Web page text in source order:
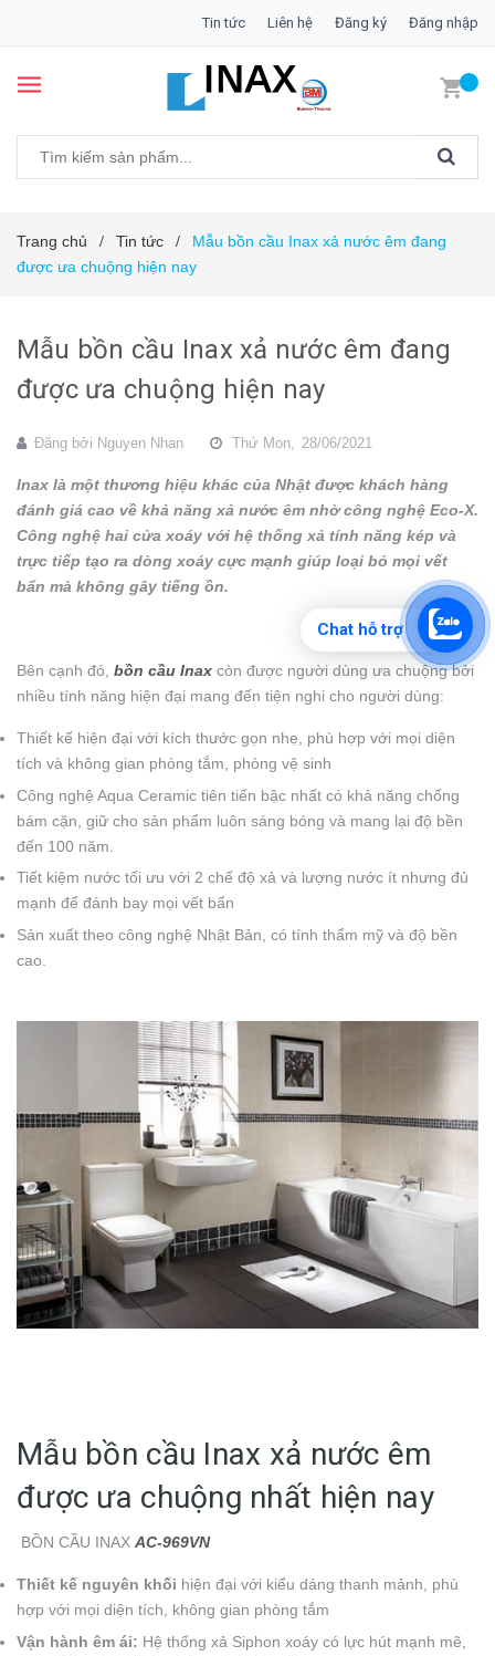
Tin tức Liên hệ Đăng ký Đăng nhập
Trang chủ / Tin tức /
Mẫu bồn cầu Inax xả nước êm đang
được ưa chuộng hiện nay
Mẫu bồn cầu Inax xả nước êm đang
được ưa chuộng hiện nay
Đăng bởi Nguyen Nhan Thứ Mon, 28/06/2021
Inax là một thương hiệu khác của Nhật được khách hàng
đánh giá cao về khả năng xả nước êm nhờ công nghệ Eco-X.
Công nghệ hai cửa xoáy với hệ thống xả tính năng kép và
trực tiếp tạo ra dòng xoáy cực mạnh giúp loại bỏ mọi vết
bẩn mà không gây tiếng ồn.
Bên cạnh đó, bồn cầu Inax còn được người dùng ưa chuộng bởi
nhiều tính năng hiện đại mang đến tiện nghi cho người dùng:
Thiết kế hiện đại với kích thước gọn nhẹ, phù hợp với mọi diện
tích và không gian phòng tắm, phòng vệ sinh
Công nghệ Aqua Ceramic tiên tiến bậc nhất có khả năng chống
bám cặn, giữ cho sản phẩm luôn sáng bóng và mang lại độ bền
đến 100 năm.
Tiết kiệm nước tối ưu với 2 chế độ xả và lượng nước ít nhưng đủ
mạnh để đánh bay mọi vết bẩn
Sản xuất theo công nghệ Nhật Bản, có tính thẩm mỹ và độ bền
cao.
Mẫu bồn cầu Inax xả nước êm
được ưa chuộng nhất hiện nay
BỒN CẦU INAX AC-969VN
Thiết kế nguyên khối hiện đại với kiểu dáng thanh mảnh, phù
hợp với mọi diện tích, không gian phòng tắm
Vận hành êm ái: Hệ thống xả Siphon xoáy có lực hút mạnh mẽ,
Chat hỗ trợ